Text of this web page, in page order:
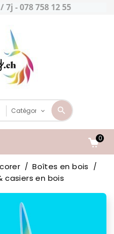
7j - 078 758 12 55
0
Boîtes en bois
casiers en bois